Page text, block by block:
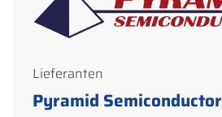
Lieferanten
Pyramid Semiconductor